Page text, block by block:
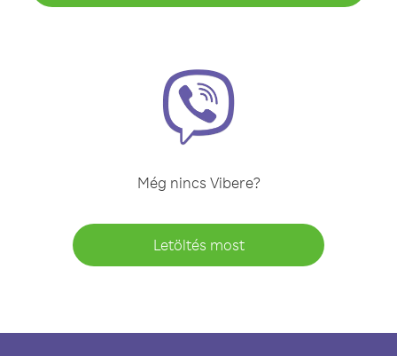
Még nincs Vibere?
Letöltés most